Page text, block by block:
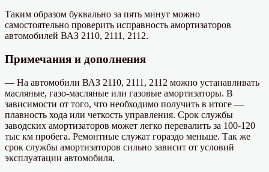
Таким образом буквально за пять минут можно
самостоятельно проверить исправность амортизаторов
автомобилей ВАЗ 2110, 2111, 2112.
Примечания и дополнения
— На автомобили ВАЗ 2110, 2111, 2112 можно устанавливать
масляные, газо-масляные или газовые амортизаторы. В
зависимости от того, что необходимо получить в итоге —
плавность хода или четкость управления. Срок службы
заводских амортизаторов может легко перевалить за 100-120
тыс км пробега. Ремонтные служат гораздо меньше. Так же
срок службы амортизаторов сильно зависит от условий
эксплуатации автомобиля.